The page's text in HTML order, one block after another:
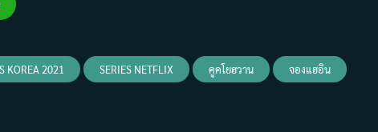
KOREA 2021 SERIES NETFLIX คูคโยฮวาน จองแฮอิน